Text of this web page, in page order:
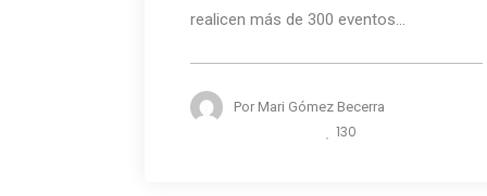
realicen más de 300 eventos...
Por Mari Gómez Becerra
130